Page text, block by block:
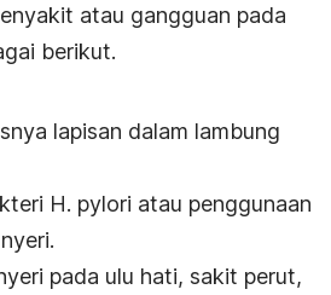
atau gangguan pada
berikut.
lapisan dalam lambung
H. pylori atau penggunaan
pada ulu hati, sakit perut,